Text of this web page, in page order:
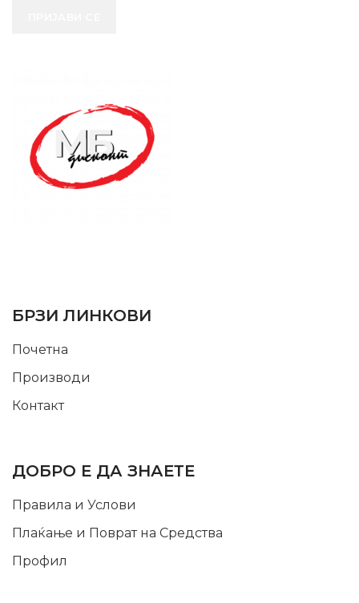
БРЗИ ЛИНКОВИ
Почетна
Производи
Контакт
ДОБРО Е ДА ЗНАЕТЕ
Правила и Услови
Плаќање и Поврат на Средства
Профил